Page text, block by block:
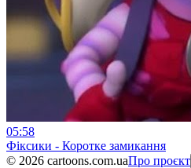
05:58
Фіксики - Коротке замикання
© 2026 cartoons.com.uaПро проєкт